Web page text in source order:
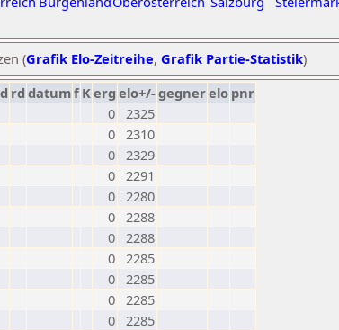
(Grafik Elo-Zeitreihe, Grafik Partie-Statistik)
rd datumf Kerg elo+/-gegnerelo pnr
0 2325
0 2310
0 2329
0 2291
0 2280
0 2288
0 2288
0 2285
0 2285
0 2285
0 2285